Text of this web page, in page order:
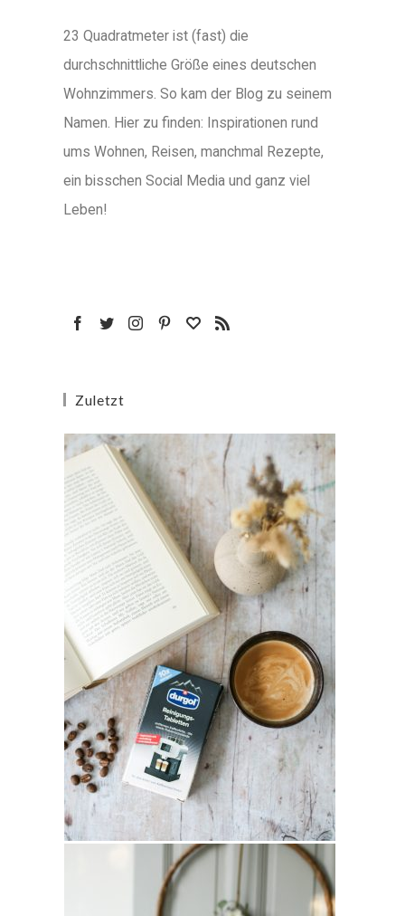
23 Quadratmeter ist (fast) die
durchschnittliche Größe eines deutschen
Wohnzimmers. So kam der Blog zu seinem
Namen. Hier zu finden: Inspirationen rund
ums Wohnen, Reisen, manchmal Rezepte,
ein bisschen Social Media und ganz viel
Leben!
Zuletzt